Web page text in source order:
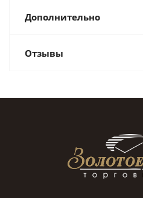
Дополнительно
Отзывы